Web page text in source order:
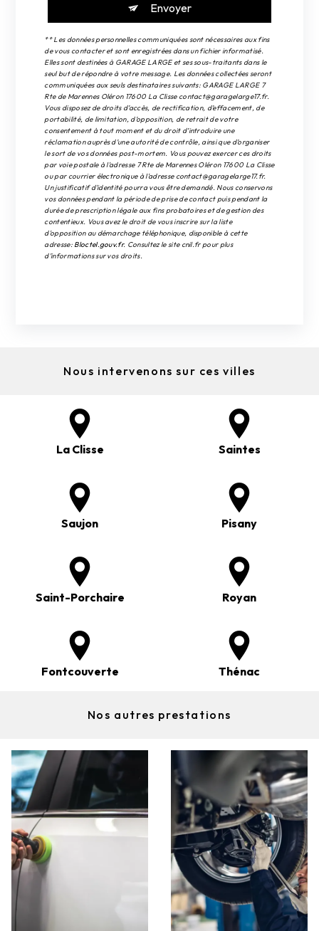
Envoyer
** Les données personnelles communiquées sont nécessaires aux fins
de vous contacter et sont enregistrées dans un fichier informatisé.
Elles sont destinées à GARAGE LARGE et ses sous-traitants dans le
seul but de répondre à votre message. Les données collectées seront
communiquées aux seuls destinataires suivants: GARAGE LARGE 7
Rte de Marennes Oléron 17600 La Clisse contact@garagelarge17.fr.
Vous disposez de droits d’accès, de rectification, d’effacement, de
portabilité, de limitation, d’opposition, de retrait de votre
consentement à tout moment et du droit d’introduire une
réclamation auprès d’une autorité de contrôle, ainsi que d’organiser
le sort de vos données post-mortem. Vous pouvez exercer ces droits
par voie postale à l'adresse 7 Rte de Marennes Oléron 17600 La Clisse
ou par courrier électronique à l'adresse contact@garagelarge17.fr.
Un justificatif d'identité pourra vous être demandé. Nous conservons
vos données pendant la période de prise de contact puis pendant la
durée de prescription légale aux fins probatoires et de gestion des
contentieux. Vous avez le droit de vous inscrire sur la liste
d'opposition au démarchage téléphonique, disponible à cette
adresse: Bloctel.gouv.fr. Consultez le site cnil.fr pour plus
d’informations sur vos droits.
Nous intervenons sur ces villes
La Clisse Saintes
Saujon Pisany
Saint-Porchaire Royan
Fontcouverte Thénac
Nos autres prestations